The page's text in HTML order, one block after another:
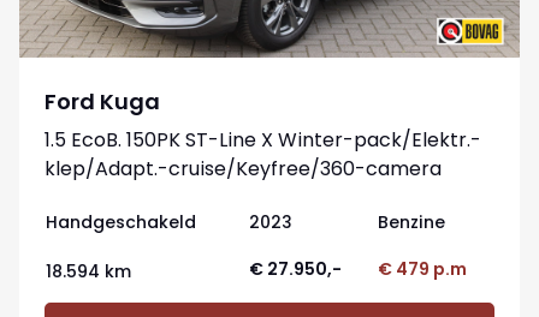
Ford Kuga
1.5 EcoB. 150PK ST-Line X Winter-pack/Elektr.-
klep/Adapt.-cruise/Keyfree/360-camera
Handgeschakeld 2023 Benzine
18.594 km € 27.950,- € 479 p.m